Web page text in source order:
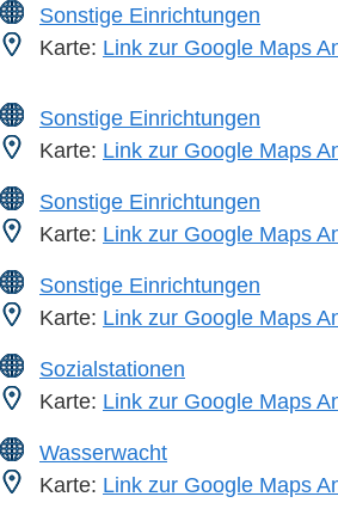
Sonstige Einrichtungen
Karte: Link zur Google Maps
Sonstige Einrichtungen
Karte: Link zur Google Maps
Sonstige Einrichtungen
Karte: Link zur Google Maps
Sonstige Einrichtungen
Karte: Link zur Google Maps
Sozialstationen
Karte: Link zur Google Maps
Wasserwacht
Karte: Link zur Google Maps